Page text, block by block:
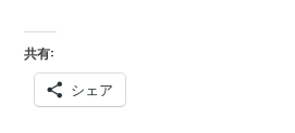
共有:
シェア